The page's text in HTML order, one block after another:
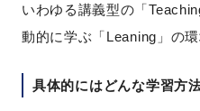
いわゆる講義型の「
動的に学ぶ「Leaning」の
具体的にはどんな学習方